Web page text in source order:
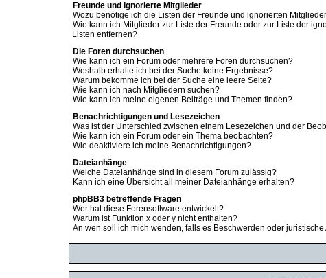
Freunde und ignorierte Mitglieder
Wozu benötige ich die Listen der Freunde und ignorierten
Wie kann ich Mitglieder zur Liste der Freunde oder zur Liste der
Listen entfernen?
Die Foren durchsuchen
Wie kann ich ein Forum oder mehrere Foren durchsuchen?
Weshalb erhalte ich bei der Suche keine Ergebnisse?
Warum bekomme ich bei der Suche eine leere Seite?
Wie kann ich nach Mitgliedern suchen?
Wie kann ich meine eigenen Beiträge und Themen finden?
Benachrichtigungen und Lesezeichen
Was ist der Unterschied zwischen einem Lesezeichen und der
Wie kann ich ein Forum oder ein Thema beobachten?
Wie deaktiviere ich meine Benachrichtigungen?
Dateianhänge
Welche Dateianhänge sind in diesem Forum zulässig?
Kann ich eine Übersicht all meiner Dateianhänge erhalten?
phpBB3 betreffende Fragen
Wer hat diese Forensoftware entwickelt?
Warum ist Funktion x oder y nicht enthalten?
An wen soll ich mich wenden, falls es Beschwerden oder